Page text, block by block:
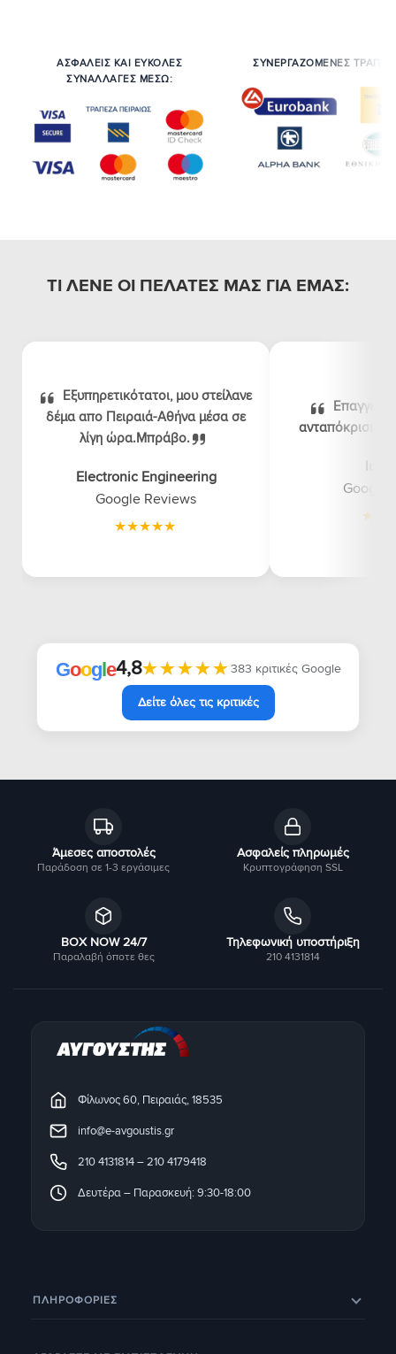
Άμεσες αποστολές
Παράδοση σε 1-3 εργάσιμες
Ασφαλείς πληρωμές
Κρυπτογράφηση SSL
BOX NOW 24/7
Παραλαβή όποτε θες
Τηλεφωνική υποστήριξη
210 4131814
ΑΣΦΑΛΕΙΣ ΚΑΙ ΕΥΚΟΛΕΣ
ΣΥΝΑΛΛΑΓΕΣ ΜΕΣΩ:
ΣΥΝΕΡΓΑΖΟΜΕΝΕΣ
ΤΙ ΛΕΝΕ ΟΙ ΠΕΛΑΤΕΣ ΜΑΣ ΓΙΑ ΕΜΑΣ:
Εξυπηρετικότατοι, μου στείλανε
δέμα απο Πειραιά-Αθήνα μέσα σε
λίγη ώρα.Μπράβο.
Electronic Engineering
Google Reviews
ανταπόκριση,
Google
Google4,8★★★★★
★★★★★ 383 κριτικές Google
Δείτε όλες τις κριτικές
Φίλωνος 60, Πειραιάς, 18535
info@e-avgoustis.gr
210 4131814–210 4179418
Δευτέρα – Παρασκευή: 9:30-18:00
ΠΛΗΡΟΦΟΡΊΕΣ